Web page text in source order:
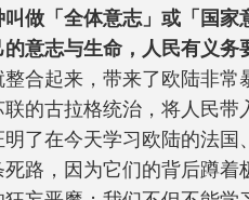
做「全体意志」或「国家
意志与生命，人民有义务
合起来，带来了欧陆非常
的古拉格统治，将人民带
了在今天学习欧陆的法国
路，因为它们的背后蹲着